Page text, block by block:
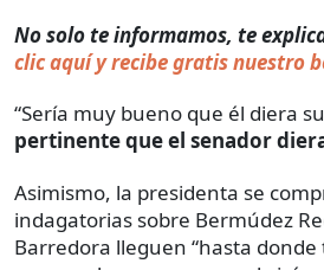
No solo te informamos, te
clic aquí y recibe gratis nuestro
“Sería muy bueno que él diera
pertinente que el senador
Asimismo, la presidenta se
indagatorias sobre Bermúdez
Barredora lleguen “hasta